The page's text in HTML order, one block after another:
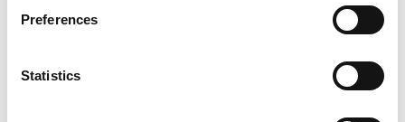
Preferences
Statistics